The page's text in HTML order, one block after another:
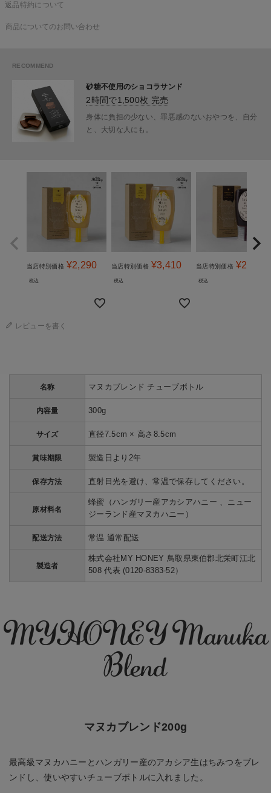
返品特約について
商品についてのお問い合わせ
砂糖不使用のショコラサンド
2時間で1,500枚 完売
身体に負担の少ない、罪悪感のないおやつを、自分
と、大切な人にも。
当店特別価格 ¥2,290
税込
当店特別価格 ¥3,410
税込
当店特別価格 ¥2,490
税込
レビューを書く
名称 マヌカブレンド チューブボトル
内容量 300g
サイズ 直径7.5cm × 高さ8.5cm
賞味期限 製造日より2年
保存方法 直射日光を避け、常温で保存してください。
原材料名
蜂蜜（ハンガリー産アカシアハニー 、ニュー
ジーランド産マヌカハニー）
配送方法 常温 通常配送
製造者
株式会社MY HONEY 鳥取県東伯郡北栄町江北
508 代表 (0120-8383-52）
MYHONEY Manuka
Blend
マヌカブレンド200g
最高級マヌカハニーとハンガリー産のアカシア生はちみつをブレ
ンドし、使いやすいチューブボトルに入れました。